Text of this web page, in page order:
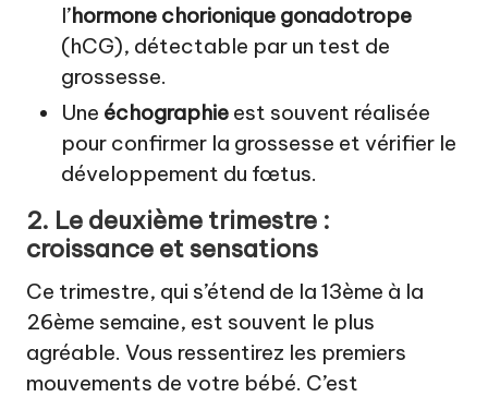
l’hormone chorionique gonadotrope
(hCG), détectable par un test de
grossesse.
Une échographie est souvent réalisée
pour confirmer la grossesse et vérifier le
développement du fœtus.
2. Le deuxième trimestre :
croissance et sensations
Ce trimestre, qui s’étend de la 13ème à la
26ème semaine, est souvent le plus
agréable. Vous ressentirez les premiers
mouvements de votre bébé. C’est